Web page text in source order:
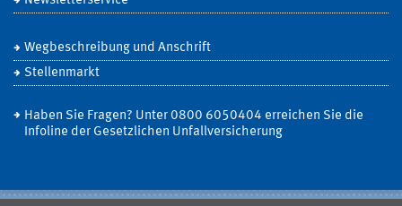
Wegbeschreibung und Anschrift
Stellenmarkt
Haben Sie Fragen? Unter 0800 6050404 erreichen Sie die
Infoline der Gesetzlichen Unfallversicherung